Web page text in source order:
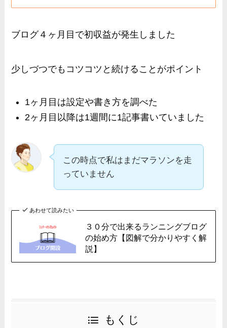
ブログ４ヶ月目で初収益が発生しました
少しづつでもコツコツと続けることがポイント
1ヶ月目は設定や書き方を調べた
2ヶ月目以降は1週間に1記事書いていました
この時点で私はまだマラソンを走
っていません
あわせて読みたい
３０分で出来るランニングブログ
の始め方【図解で分かりやすく解
説】
もくじ